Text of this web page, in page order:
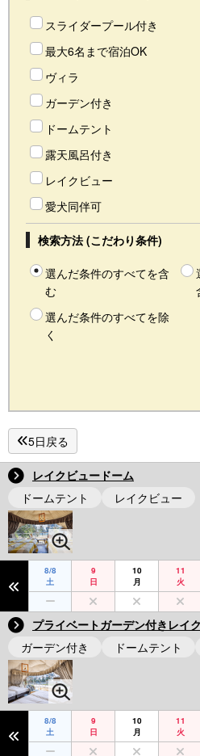
スライダープール付き
最大6名まで宿泊OK
ヴィラ
ガーデン付き
ドームテント
露天風呂付き
レイクビュー
愛犬同伴可
検索方法 (こだわり条件)
選んだ条件のすべてを含
む
選んだ条件のすべてを除
く
5日戻る
レイクビュードーム
ドームテント
レイクビュー
8/8
土
9
日
10
月
11
火
プライベートガーデン付きレイ
ガーデン付き
ドームテント
8/8
土
9
日
10
月
11
火